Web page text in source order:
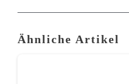
Ähnliche Artikel